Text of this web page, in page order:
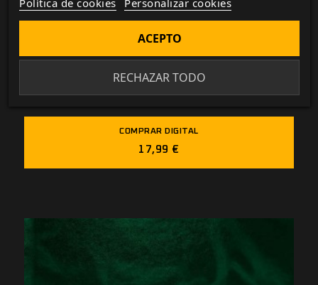
COMPRAR DIGITAL
17,99 €
Política de cookies Personalizar cookies
RECHAZAR TODO
ACEPTO